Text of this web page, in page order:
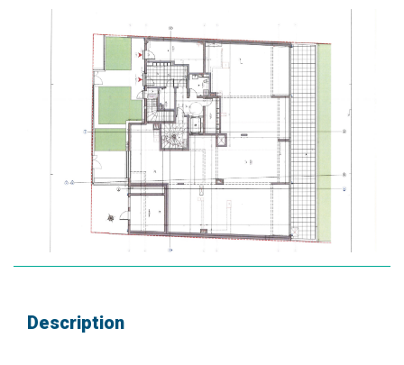
Description